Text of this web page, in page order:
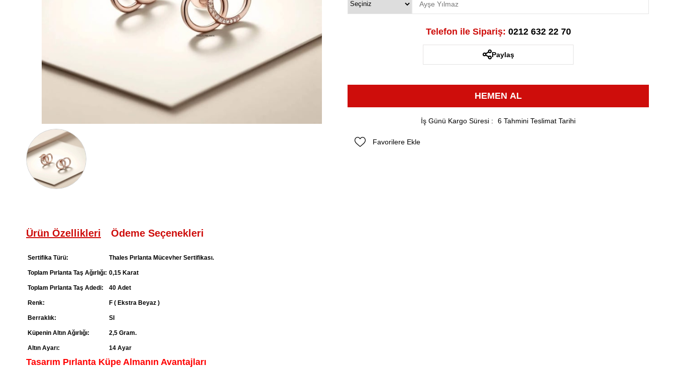
Ürün Özellikleri Ödeme Seçenekleri
Sertifika Türü: Thales Pırlanta Mücevher Sertifikası.
Toplam Pırlanta Taş Ağırlığı: 0,15 Karat
Toplam Pırlanta Taş Adedi: 40 Adet
Renk: F ( Ekstra Beyaz )
Berraklık: SI
Küpenin Altın Ağırlığı: 2,5 Gram.
Altın Ayarı: 14 Ayar
Tasarım Pırlanta Küpe Almanın Avantajları
Telefon ile Sipariş: 0212 632 22 70
Paylaş
İş Günü Kargo Süresi : 6 Tahmini Teslimat Tarihi
Favorilere Ekle